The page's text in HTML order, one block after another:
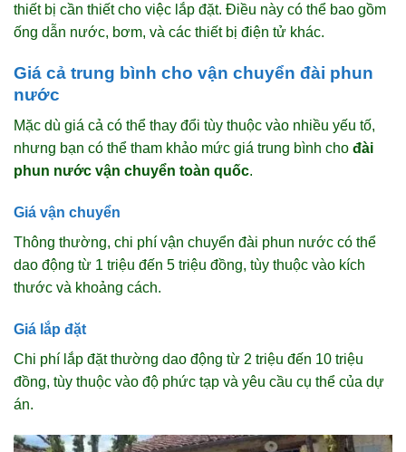
thiết bị cần thiết cho việc lắp đặt. Điều này có thể bao gồm
ống dẫn nước, bơm, và các thiết bị điện tử khác.
Giá cả trung bình cho vận chuyển đài phun
nước
Mặc dù giá cả có thể thay đổi tùy thuộc vào nhiều yếu tố,
nhưng bạn có thể tham khảo mức giá trung bình cho đài
phun nước vận chuyển toàn quốc.
Giá vận chuyển
Thông thường, chi phí vận chuyển đài phun nước có thể
dao động từ 1 triệu đến 5 triệu đồng, tùy thuộc vào kích
thước và khoảng cách.
Giá lắp đặt
Chi phí lắp đặt thường dao động từ 2 triệu đến 10 triệu
đồng, tùy thuộc vào độ phức tạp và yêu cầu cụ thể của dự
án.